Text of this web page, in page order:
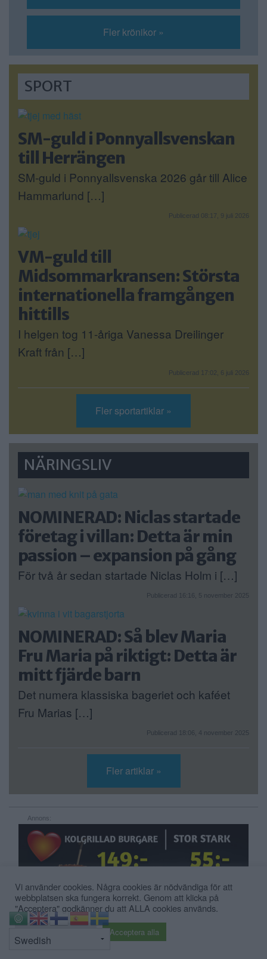
Fler krönikor »
SPORT
SM-guld i Ponnyallsvenskan
till Herrängen
SM-guld i Ponnyallsvenska 2026 går till Alice
Hammarlund […]
Publicerad 08:17, 9 juli 2026
VM-guld till
Midsommarkransen: Största
internationella framgången
hittills
I helgen tog 11-åriga Vanessa Dreilinger
Kraft från […]
Publicerad 17:02, 6 juli 2026
Fler sportartiklar »
NÄRINGSLIV
NOMINERAD: Niclas startade
företag i villan: Detta är min
passion – expansion på gång
För två år sedan startade Niclas Holm i […]
Publicerad 16:16, 5 november 2025
NOMINERAD: Så blev Maria
Fru Maria på riktigt: Detta är
mitt fjärde barn
Det numera klassiska bageriet och kaféet
Fru Marias […]
Publicerad 18:06, 4 november 2025
Fler artiklar »
Annons:
Vi använder cookies. Några cookies är nödvändiga för att
webbplatsen ska fungera korrekt. Genom att klicka på
"Acceptera" godkänner du att ALLA cookies används.
Acceptera alla